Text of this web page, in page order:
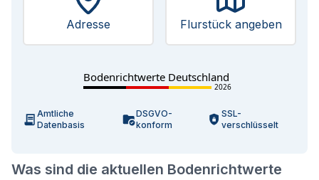
Was sind die aktuellen Bodenrichtwerte
Adresse Flurstück angeben
Bodenrichtwerte Deutschland
2026
Amtliche
Datenbasis
DSGVO-
konform
SSL-
verschlüsselt